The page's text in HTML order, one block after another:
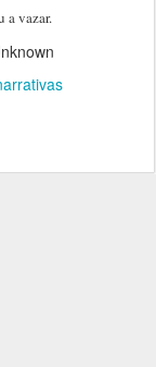
a vazar.